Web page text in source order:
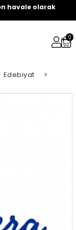
havale olarak
0
Edebiyat >